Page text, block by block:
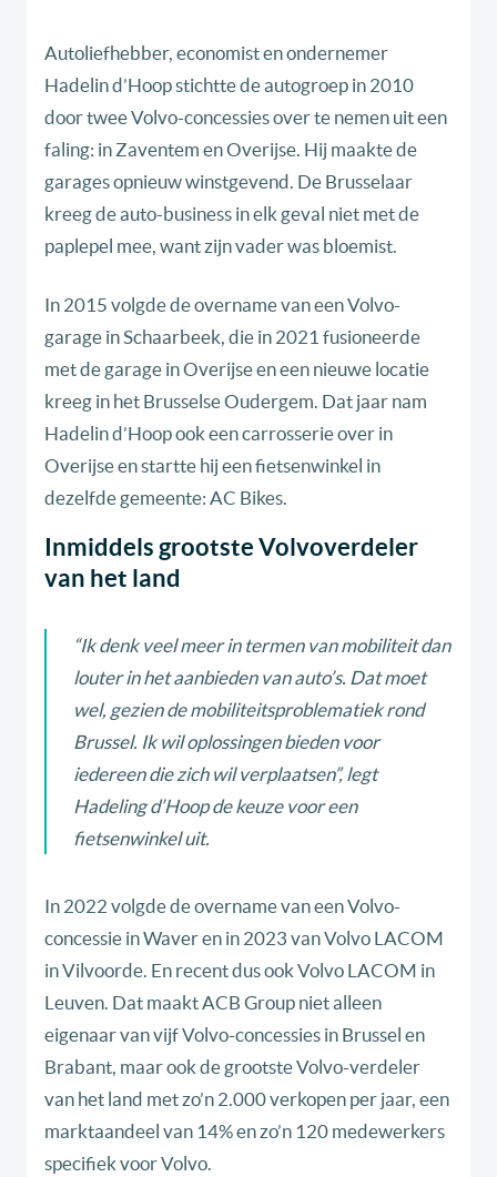
Autoliefhebber, economist en ondernemer
Hadelin d’Hoop stichtte de autogroep in 2010
door twee Volvo-concessies over te nemen uit een
faling: in Zaventem en Overijse. Hij maakte de
garages opnieuw winstgevend. De Brusselaar
kreeg de auto-business in elk geval niet met de
paplepel mee, want zijn vader was bloemist.
In 2015 volgde de overname van een Volvo-
garage in Schaarbeek, die in 2021 fusioneerde
met de garage in Overijse en een nieuwe locatie
kreeg in het Brusselse Oudergem. Dat jaar nam
Hadelin d’Hoop ook een carrosserie over in
Overijse en startte hij een fietsenwinkel in
dezelfde gemeente: AC Bikes.
Inmiddels grootste Volvoverdeler
van het land
“Ik denk veel meer in termen van mobiliteit dan
louter in het aanbieden van auto’s. Dat moet
wel, gezien de mobiliteitsproblematiek rond
Brussel. Ik wil oplossingen bieden voor
iedereen die zich wil verplaatsen”, legt
Hadeling d’Hoop de keuze voor een
fietsenwinkel uit.
In 2022 volgde de overname van een Volvo-
concessie in Waver en in 2023 van Volvo LACOM
in Vilvoorde. En recent dus ook Volvo LACOM in
Leuven. Dat maakt ACB Group niet alleen
eigenaar van vijf Volvo-concessies in Brussel en
Brabant, maar ook de grootste Volvo-verdeler
van het land met zo’n 2.000 verkopen per jaar, een
marktaandeel van 14% en zo’n 120 medewerkers
specifiek voor Volvo.